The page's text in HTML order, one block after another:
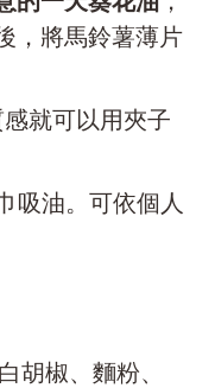
，將馬鈴薯薄片
就可以用夾子
吸油。可依個人
胡椒、麵粉、